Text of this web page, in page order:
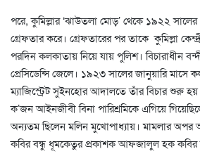
পরে, কুমিল্লার ‘ঝাউতলা মোড়’ থেকে ১৯২২
গ্রেফতার করে। গ্রেফতারের পর তাকে কুমিল্লা
পরদিন কলকাতায় নিয়ে যায় পুলিশ। বিচারাধীন
প্রেসিডেন্সি জেলে। ১৯২৩ সালের জানুয়ারি মাসে
ম্যাজিস্ট্রেট সুইনহোর আদালতে তাঁর বিচার শুরু
ক’জন আইনজীবী বিনা পারিশ্রমিকে এগিয়ে
অন্যতম ছিলেন মলিন মুখোপাধ্যায়। মামলার অপর
কবির বন্ধু ধূমকেতুর প্রকাশক আফজালুল হক কবির